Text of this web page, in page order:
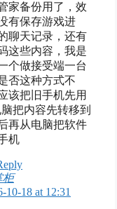
家备份用了，效
有保存游戏进
聊天记录，还有
这些内容，我是
个做接受端一台
否这种方式不
该把旧手机先用
把内容先转移到
再从电脑把软件
机
柜
10-18 at 12:31